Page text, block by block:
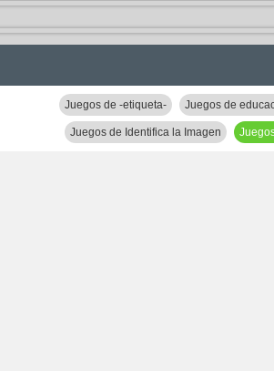
Juegos de -etiqueta- Juegos de
Juegos de Identifica la Imagen